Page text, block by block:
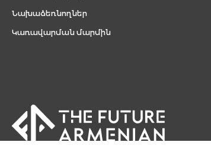
Նախաձեռնողներ
Կառավարման մարմին